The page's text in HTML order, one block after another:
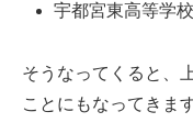
宇都宮東高等学
そうなってくると、
ことにもなってきます